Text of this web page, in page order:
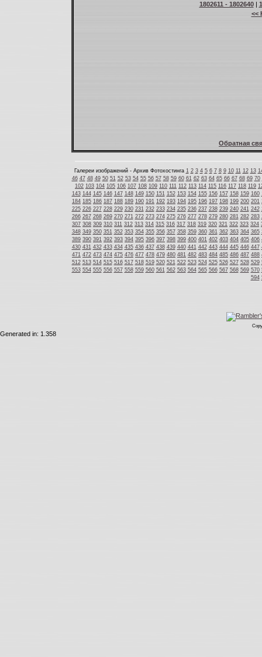
1802611 - 1802640|
<<
Обратная
Галереи изображений - Архив Фотохостинга 1 2 3 4 5 6 7 8 9 10 11 12 13
46 47 48 49 50 51 52 53 54 55 56 57 58 59 60 61 62 63 64 65 66 67 68 69 70
102 103 104 105 106 107 108 109 110 111 112 113 114 115 116 117 118 119
143 144 145 146 147 148 149 150 151 152 153 154 155 156 157 158 159 160
184 185 186 187 188 189 190 191 192 193 194 195 196 197 198 199 200 201
225 226 227 228 229 230 231 232 233 234 235 236 237 238 239 240 241 242
266 267 268 269 270 271 272 273 274 275 276 277 278 279 280 281 282 283
307 308 309 310 311 312 313 314 315 316 317 318 319 320 321 322 323 324
348 349 350 351 352 353 354 355 356 357 358 359 360 361 362 363 364 365
389 390 391 392 393 394 395 396 397 398 399 400 401 402 403 404 405 406
430 431 432 433 434 435 436 437 438 439 440 441 442 443 444 445 446 447
471 472 473 474 475 476 477 478 479 480 481 482 483 484 485 486 487 488
512 513 514 515 516 517 518 519 520 521 522 523 524 525 526 527 528 529
553 554 555 556 557 558 559 560 561 562 563 564 565 566 567 568 569 570
594
Generated in: 1.358